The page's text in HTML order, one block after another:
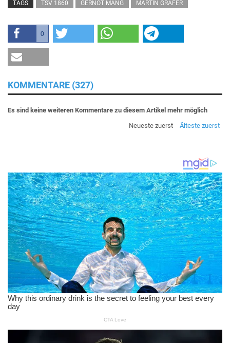
TAGS TSV 1860 GERNOT MANG MARTIN GRÄFER
0
KOMMENTARE (327)
Es sind keine weiteren Kommentare zu diesem Artikel mehr möglich
Neueste zuerst
Älteste zuerst